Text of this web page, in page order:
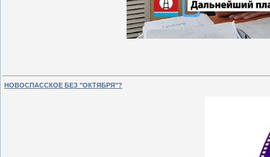
НОВОСПАССКОЕ БЕЗ "ОКТЯБРЯ"?